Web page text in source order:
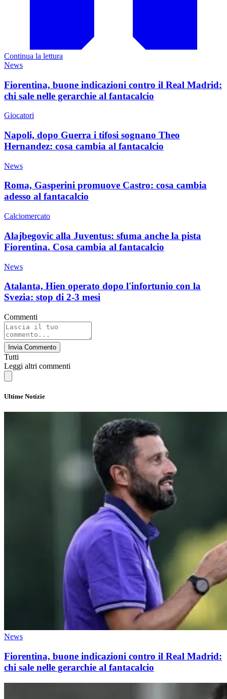
Continua la lettura
News
Fiorentina, buone indicazioni contro il Real Madrid:
chi sale nelle gerarchie al fantacalcio
Giocatori
Napoli, dopo Guerra i tifosi sognano Theo
Hernandez: cosa cambia al fantacalcio
News
Roma, Gasperini promuove Castro: cosa cambia
adesso al fantacalcio
Calciomercato
Alajbegovic alla Juventus: sfuma anche la pista
Fiorentina. Cosa cambia al fantacalcio
News
Atalanta, Hien operato dopo l'infortunio con la
Svezia: stop di 2-3 mesi
Commenti
Invia Commento
Tutti
Leggi altri commenti
Ultime Notizie
News
Fiorentina, buone indicazioni contro il Real Madrid:
chi sale nelle gerarchie al fantacalcio